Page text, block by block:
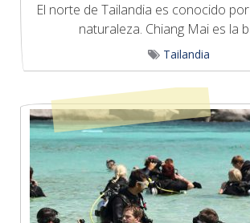
El norte de Tailandia es conocido
naturaleza. Chiang Mai es la
Tailandia